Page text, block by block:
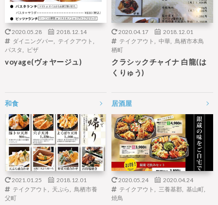
2020.05.28 2018.12.14
ダイニングバー テイクアウト
パスタ
ピザ
voyage(ヴォヤージュ)
2020.04.17 2018.12.01
テイクアウト 中華
鳥栖市本鳥
栖町
クラシックチャイナ 白龍(は
くりゅう)
和食
2021.01.25 2018.12.01
テイクアウト 天ぷら
鳥栖市養
父町
居酒屋
2020.05.24 2020.04.24
テイクアウト 三養基郡 基山町
焼鳥